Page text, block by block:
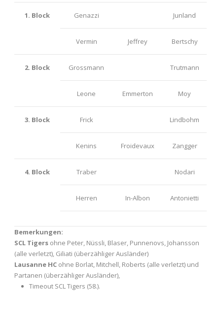
1. Block Genazzi Junland
Vermin Jeffrey Bertschy
2. Block Grossmann Trutmann
Leone Emmerton Moy
3. Block Frick Lindbohm
Kenins Froidevaux Zangger
4. Block Traber Nodari
Herren In-Albon Antonietti
Bemerkungen:
SCL Tigers ohne Peter, Nüssli, Blaser, Punnenovs, Johansson
(alle verletzt), Giliati (überzähliger Ausländer)
Lausanne HC ohne Borlat, Mitchell, Roberts (alle verletzt) und
Partanen (überzähliger Ausländer),
Timeout SCL Tigers (58.).